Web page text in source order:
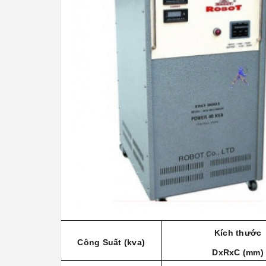
Công Suất (kva)
Kích thước
DxRxC (mm)